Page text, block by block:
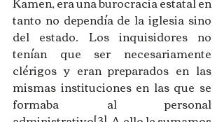
tanto no dependía de la iglesia sino
del estado. Los inquisidores no
tenían que ser necesariamente
clérigos y eran preparados en las
mismas instituciones en las que se
formaba al personal